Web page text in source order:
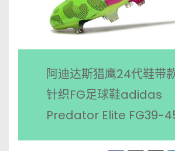
阿迪达斯猎鹰24代鞋带
针织FG足球鞋adidas
Predator Elite FG39-